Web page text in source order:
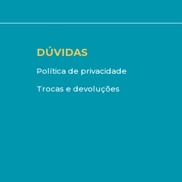
DÚVIDAS
Política de privacidade
Trocas e devoluções